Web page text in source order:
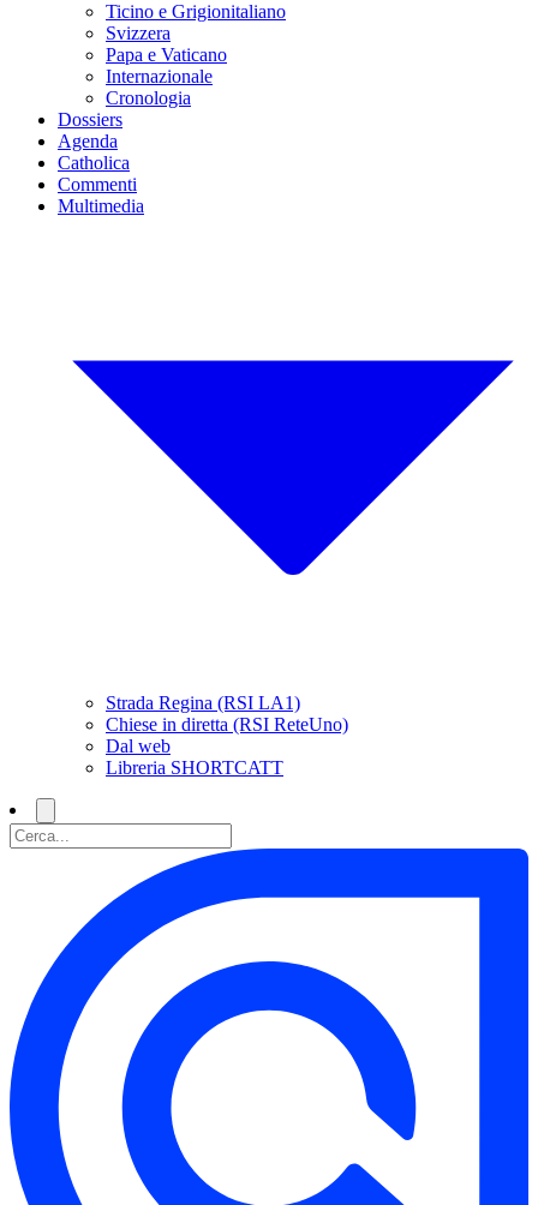
Ticino e Grigionitaliano
Svizzera
Papa e Vaticano
Internazionale
Cronologia
Dossiers
Agenda
Catholica
Commenti
Multimedia
Strada Regina (RSI LA1)
Chiese in diretta (RSI ReteUno)
Dal web
Libreria SHORTCATT